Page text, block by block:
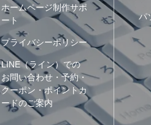
ホームページ制作サポ
ート
プライバシーポリシー
LINE（ライン）での
お問い合わせ・予約・
クーポン・ポイントカ
ードのご案内
パ